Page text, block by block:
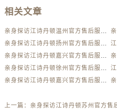
相关文章
亲身探访江诗丹顿温州官方售后服务中心｜最新热线电话与地址（2026年7月最新）
亲身探访江诗丹顿扬州官方售后服务中心｜全新服务热线及门店地址（2026年7月最新）
亲身探访江诗丹顿嘉兴官方售后服务中心｜地址与24小时服务电话（2026年7月最新）
亲身探访江诗丹顿徐州官方售后服务中心｜全部地址与售后电话（2026年7月最新）
亲身探访江诗丹顿嘉兴官方售后服务中心｜最新热线电话与地址（2026年7月最新）
上一篇： 亲身探访江诗丹顿苏州官方售